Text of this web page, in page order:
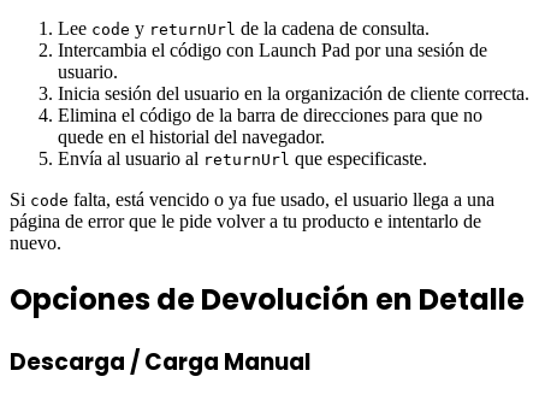
Lee code y returnUrl de la cadena de consulta.
Intercambia el código con Launch Pad por una sesión de
usuario.
Inicia sesión del usuario en la organización de cliente correcta.
Elimina el código de la barra de direcciones para que no
quede en el historial del navegador.
Envía al usuario al returnUrl que especificaste.
Si code falta, está vencido o ya fue usado, el usuario llega a una
página de error que le pide volver a tu producto e intentarlo de
nuevo.
Opciones de Devolución en Detalle
Descarga / Carga Manual